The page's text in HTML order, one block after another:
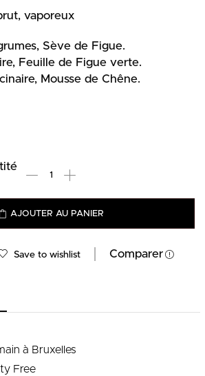
vaporeux
Sève de Figue.
Feuille de Figue verte.
Mousse de Chêne.
AJOUTER AU PANIER
Save to wishlist Comparer
à Bruxelles
Free